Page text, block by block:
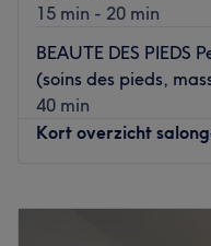
Wat we leuk vinden
Gespecialiseerd in:
nail art.
Gebruikte merken en
loyaliteitsprogramma
15 min - 20 min
BEAUTE DES PIEDS
(soins des pieds,
40 min
Kort overzicht